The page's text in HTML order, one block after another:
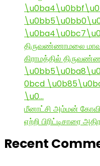
திருவண்ணாமலை
கிராமத்தில்
0bcd
\u0…
மீனாட்சி அம்மன்
ஏற்றி பிரிட்டிசாரை
Recent